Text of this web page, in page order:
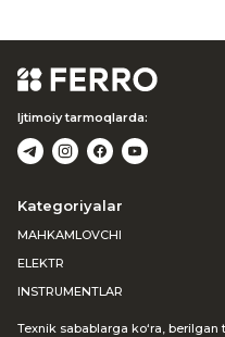
Ijtimoiy tarmoqlarda:
Kategoriyalar
MAHKAMLOVCHI
ELEKTR
INSTRUMENTLAR
Texnik sabablarga ko‘ra,